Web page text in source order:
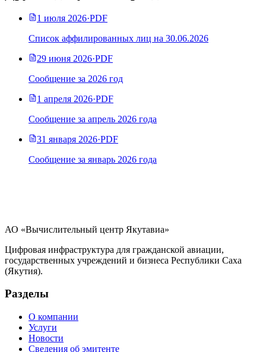
1 июля 2026·PDF
Список аффилированных лиц на 30.06.2026
29 июня 2026·PDF
Сообщение за 2026 год
1 апреля 2026·PDF
Сообщение за апрель 2026 года
31 января 2026·PDF
Сообщение за январь 2026 года
АО «Вычислительный центр Якутавиа»
Цифровая инфраструктура для гражданской авиации,
государственных учреждений и бизнеса Республики Саха
(Якутия).
Разделы
О компании
Услуги
Новости
Сведения об эмитенте